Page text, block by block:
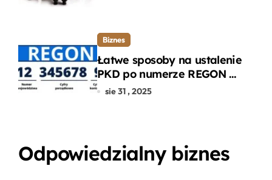
Biznes
Łatwe sposoby na ustalenie
PKD po numerze REGON w
kilku prostych krokach
sie 31 , 2025
Odpowiedzialny biznes